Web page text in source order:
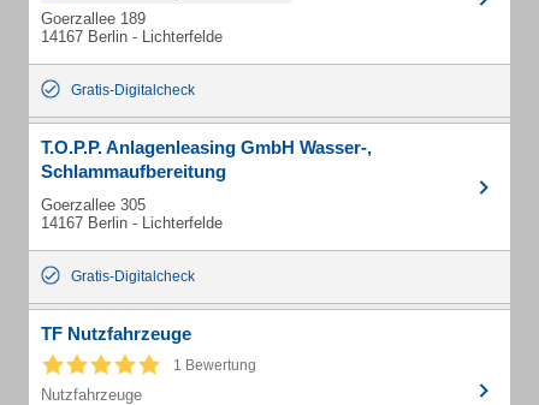
Goerzallee 189
14167 Berlin - Lichterfelde
Gratis-Digitalcheck
T.O.P.P. Anlagenleasing GmbH Wasser-,
Schlammaufbereitung
Goerzallee 305
14167 Berlin - Lichterfelde
Gratis-Digitalcheck
TF Nutzfahrzeuge
1 Bewertung
Nutzfahrzeuge